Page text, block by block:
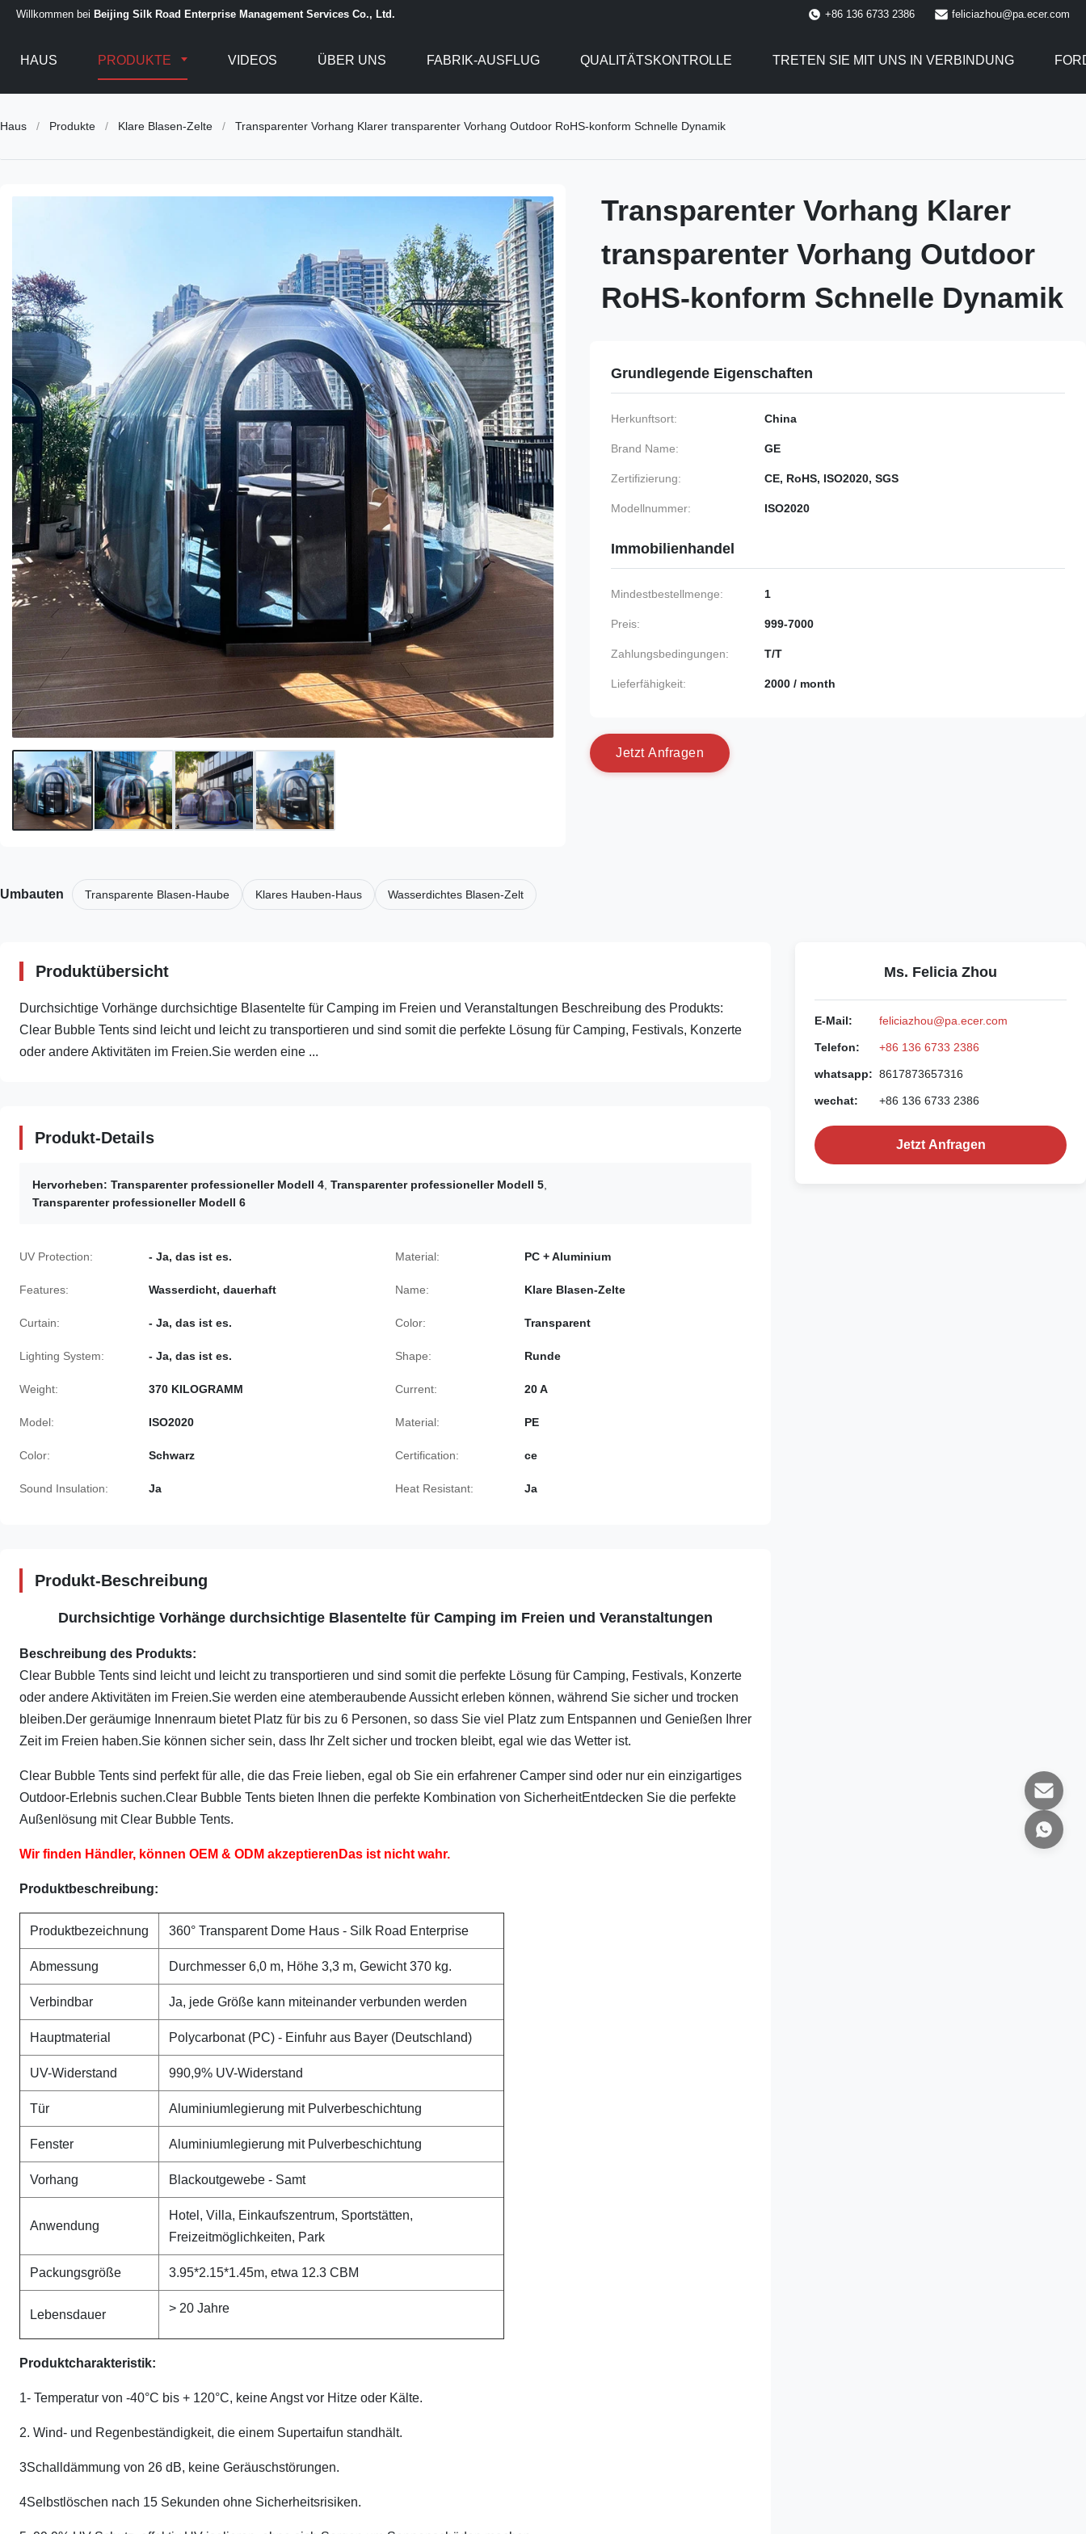
Willkommen bei Beijing Silk Road Enterprise Management Services Co., Ltd. +86 136 6733 2386 feliciazhou@pa.ecer.com
HAUS PRODUKTE VIDEOS ÜBER UNS FABRIK-AUSFLUG QUALITÄTSKONTROLLE TRETEN SIE MIT UNS IN VERBINDUNG
Haus / Produkte / Klare Blasen-Zelte / Transparenter Vorhang Klarer transparenter Vorhang Outdoor RoHS-konform Schnelle Dynamik
Transparenter Vorhang Klarer
transparenter Vorhang Outdoor
RoHS-konform Schnelle Dynamik
Grundlegende Eigenschaften
Herkunftsort: China
Brand Name: GE
Zertifizierung: CE, RoHS, ISO2020, SGS
Modellnummer: ISO2020
Immobilienhandel
Mindestbestellmenge: 1
Preis: 999-7000
Zahlungsbedingungen: T/T
Lieferfähigkeit: 2000 / month
Jetzt Anfragen
Umbauten Transparente Blasen-Haube Klares Hauben-Haus Wasserdichtes Blasen-Zelt
Produktübersicht
Durchsichtige Vorhänge durchsichtige Blasentelte für Camping im Freien und Veranstaltungen Beschreibung des Produkts:
Clear Bubble Tents sind leicht und leicht zu transportieren und sind somit die perfekte Lösung für Camping, Festivals, Konzerte
oder andere Aktivitäten im Freien.Sie werden eine ...
Produkt-Details
Hervorheben: Transparenter professioneller Modell 4 Transparenter professioneller Modell 5
Transparenter professioneller Modell 6
UV Protection: - Ja, das ist es. Material: PC + Aluminium
Features: Wasserdicht, dauerhaft Name: Klare Blasen-Zelte
Curtain: - Ja, das ist es. Color: Transparent
Lighting System: - Ja, das ist es. Shape: Runde
Weight: 370 KILOGRAMM Current: 20 A
Model: ISO2020 Material: PE
Color: Schwarz Certification: ce
Sound Insulation: Ja Heat Resistant: Ja
Produkt-Beschreibung
Durchsichtige Vorhänge durchsichtige Blasentelte für Camping im Freien und Veranstaltungen
Beschreibung des Produkts:
Clear Bubble Tents sind leicht und leicht zu transportieren und sind somit die perfekte Lösung für Camping, Festivals, Konzerte
oder andere Aktivitäten im Freien.Sie werden eine atemberaubende Aussicht erleben können, während Sie sicher und trocken
bleiben.Der geräumige Innenraum bietet Platz für bis zu 6 Personen, so dass Sie viel Platz zum Entspannen und Genießen Ihrer
Zeit im Freien haben.Sie können sicher sein, dass Ihr Zelt sicher und trocken bleibt, egal wie das Wetter ist.
Clear Bubble Tents sind perfekt für alle, die das Freie lieben, egal ob Sie ein erfahrener Camper sind oder nur ein einzigartiges
Outdoor-Erlebnis suchen.Clear Bubble Tents bieten Ihnen die perfekte Kombination von SicherheitEntdecken Sie die perfekte
Außenlösung mit Clear Bubble Tents.
Wir finden Händler, können OEM & ODM akzeptieren Das ist nicht wahr.
Produktbeschreibung:
Produktbezeichnung 360° Transparent Dome Haus - Silk Road Enterprise
Abmessung Durchmesser 6,0 m, Höhe 3,3 m, Gewicht 370 kg.
Verbindbar Ja, jede Größe kann miteinander verbunden werden
Hauptmaterial Polycarbonat (PC) - Einfuhr aus Bayer (Deutschland)
UV-Widerstand 990,9% UV-Widerstand
Tür Aluminiumlegierung mit Pulverbeschichtung
Fenster Aluminiumlegierung mit Pulverbeschichtung
Vorhang Blackoutgewebe - Samt
Anwendung
Hotel, Villa, Einkaufszentrum, Sportstätten,
Freizeitmöglichkeiten, Park
Packungsgröße 3.95*2.15*1.45m, etwa 12.3 CBM
Lebensdauer > 20 Jahre
Produktcharakteristik:
1- Temperatur von -40°C bis + 120°C, keine Angst vor Hitze oder Kälte.
2. Wind- und Regenbeständigkeit, die einem Supertaifun standhält.
3Schalldämmung von 26 dB, keine Geräuschstörungen.
4Selbstlöschen nach 15 Sekunden ohne Sicherheitsrisiken.
Ms. Felicia Zhou
E-Mail: feliciazhou@pa.ecer.com
Telefon: +86 136 6733 2386
whatsapp: 8617873657316
wechat: +86 136 6733 2386
Jetzt Anfragen